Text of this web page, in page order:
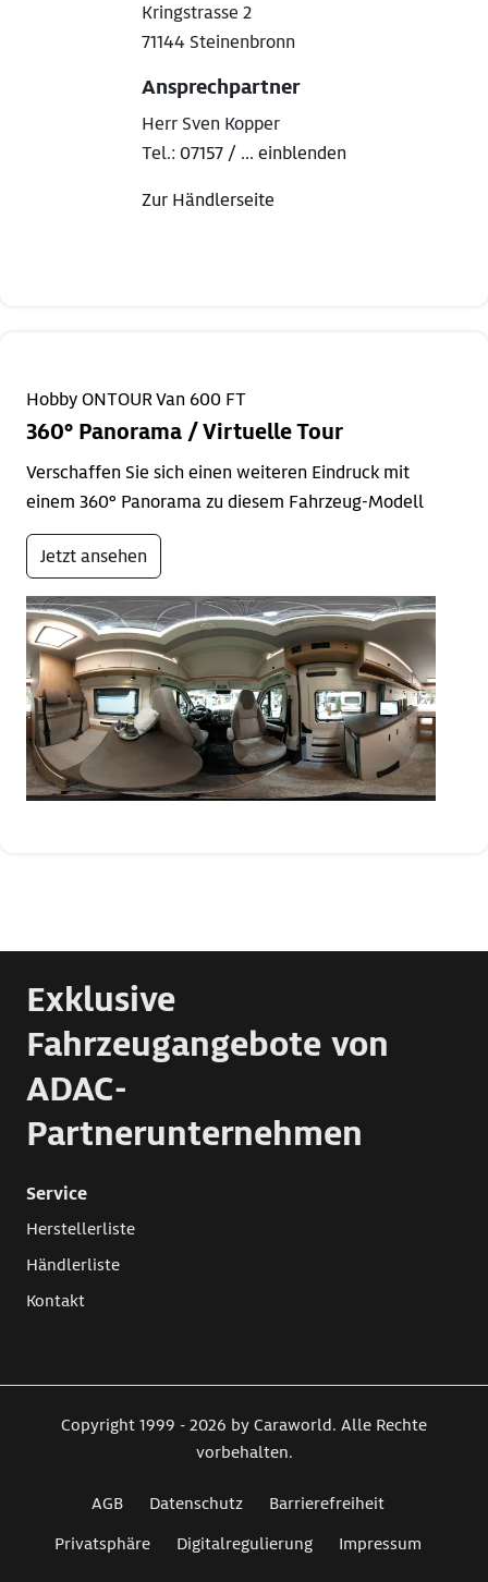
Kringstrasse 2
71144 Steinenbronn
Ansprechpartner
Herr Sven Kopper
Tel.: 07157 / ... einblenden
Zur Händlerseite
Hobby ONTOUR Van 600 FT
360° Panorama / Virtuelle Tour
Verschaffen Sie sich einen weiteren Eindruck mit
einem 360° Panorama zu diesem Fahrzeug-Modell
Jetzt ansehen
Exklusive
Fahrzeugangebote von
ADAC-
Partnerunternehmen
Service
Herstellerliste
Händlerliste
Kontakt
Copyright 1999 - 2026 by Caraworld. Alle Rechte
vorbehalten.
AGB Datenschutz
Barrierefreiheit
Privatsphäre
Digitalregulierung Impressum